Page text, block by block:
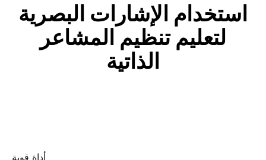
استخدام الإشارات البصرية
لتعليم تنظيم المشاعر
الذاتية
أداة قوية